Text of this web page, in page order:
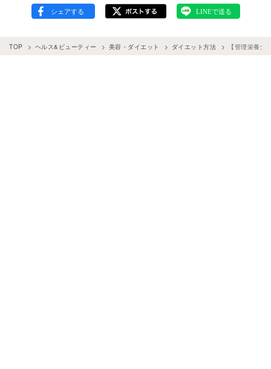
TOP ヘルス&ビューティー 美容・ダイエット ダイエット方法 【管理栄養